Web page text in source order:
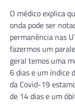
O médico explica
onda pode ser
permanência nas
fazermos um
geral temos uma
6 dias e um índice
da Covid-19
de 14 dias e um